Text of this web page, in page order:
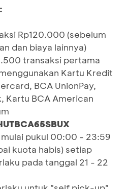
Rp120.000 (sebelum
dan biaya lainnya)
transaksi pertama
Kartu Kredit
BCA UnionPay,
Kartu BCA American
pukul 00:00 - 23:59
kuota habis) setiap
pada tanggal 21 - 22